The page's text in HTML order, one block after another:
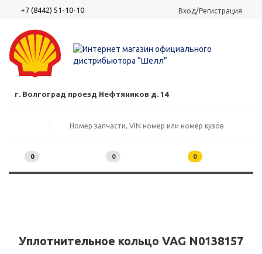
+7 (8442) 51-10-10 Вход/Регистрация
г. Волгоград проезд Нефтяников д. 14
0 0 0
Уплотнительное кольцо VAG N0138157